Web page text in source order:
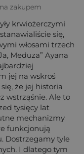
zakupem
krwiożerczymi
się,
włosami trzech
Meduza” Ayana
jej na wskroś
że jej historia
wstrząśnie. Ale to
tysięcy lat
mechanizmy
funkcjonują
Dostrzegamy tyle
I dlatego tym